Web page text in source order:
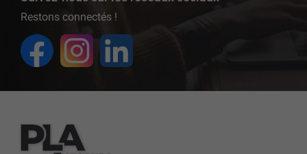
Restons connectés !